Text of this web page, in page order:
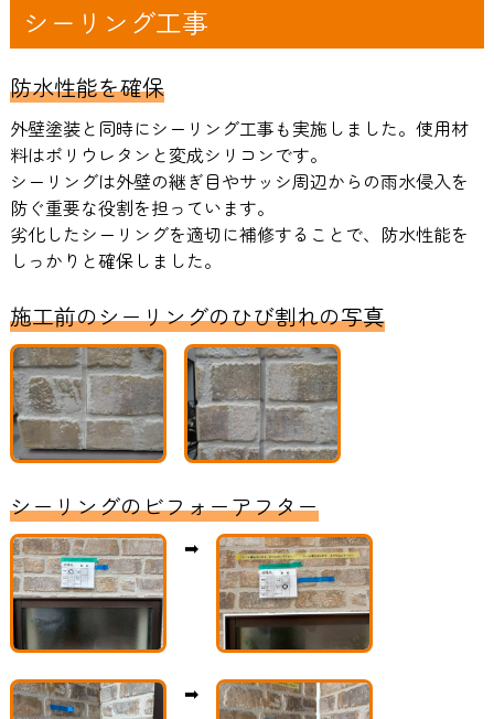
シーリング工事
防水性能を確保
外壁塗装と同時にシーリング工事も実施しました。使用材
料はポリウレタンと変成シリコンです。
シーリングは外壁の継ぎ目やサッシ周辺からの雨水侵入を
防ぐ重要な役割を担っています。
劣化したシーリングを適切に補修することで、防水性能を
しっかりと確保しました。
施工前のシーリングのひび割れの写真
シーリングのビフォーアフター
➡
➡